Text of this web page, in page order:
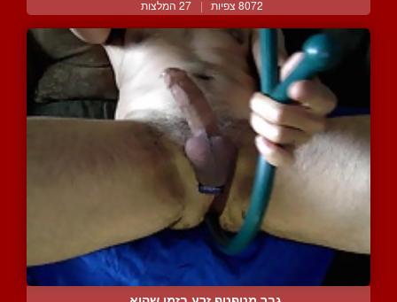
8072 צפיות | 27 המלצות